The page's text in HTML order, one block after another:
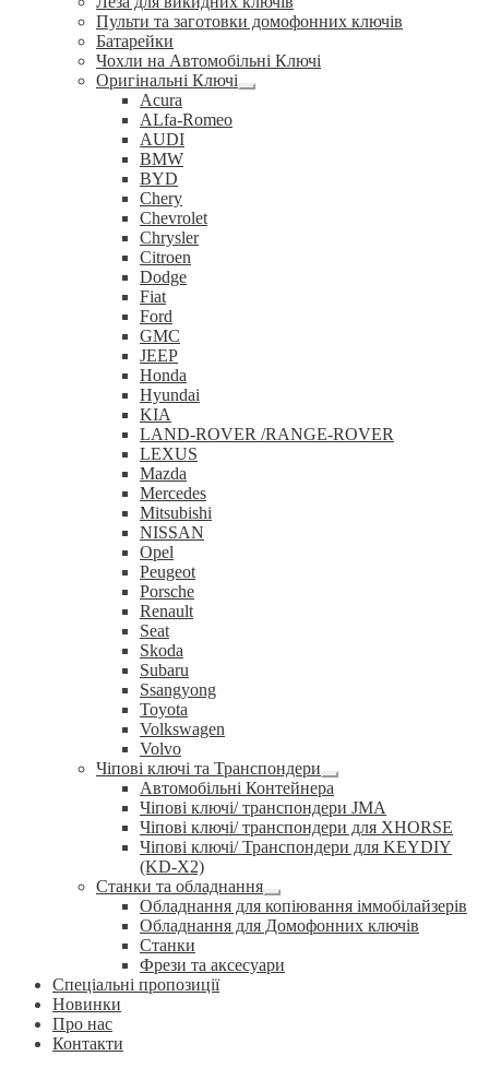
Пульти та заготовки домофонних ключів
Батарейки
Чохли на Автомобільні Ключі
Оригінальні Ключі
Розгорнуте
Acura
ALfa-Romeo
AUDI
BMW
BYD
Chery
Chevrolet
Chrysler
Citroen
Dodge
Fiat
Ford
GMC
JEEP
Honda
Hyundai
KIA
LAND-ROVER /RANGE-ROVER
LEXUS
Mazda
Mercedes
Mitsubishi
NISSAN
Opel
Peugeot
Porsche
Renault
Seat
Skoda
Subaru
Ssangyong
Toyota
Volkswagen
Volvo
Чіпові ключі та Транспондери
Розгорнуте
вкладене
меню
Автомобільні Контейнера
Чіпові ключі/ транспондери JMA
Чіпові ключі/ транспондери для XHORSE
Чіпові ключі/ Транспондери для KEYDIY
(KD-X2)
Станки та обладнання
Розгорнуте
вкладене
меню
Обладнання для копіювання іммобілайзерів
Обладнання для Домофонних ключів
Станки
Фрези та аксесуари
Спеціальні пропозиції
Новинки
Про нас
Контакти